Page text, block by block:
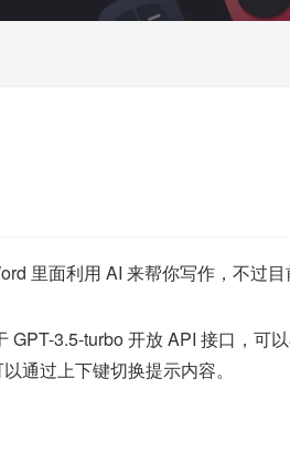
里面利用 AI 来帮你写作，不过
3.5-turbo 开放 API 接口，可
通过上下键切换提示内容。